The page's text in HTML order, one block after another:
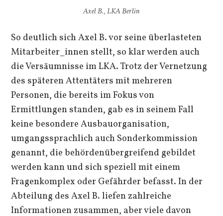
Axel B., LKA Berlin
So deutlich sich Axel B. vor seine überlasteten
Mitarbeiter_innen stellt, so klar werden auch
die Versäumnisse im LKA. Trotz der Vernetzung
des späteren Attentäters mit mehreren
Personen, die bereits im Fokus von
Ermittlungen standen, gab es in seinem Fall
keine besondere Ausbauorganisation,
umgangssprachlich auch Sonderkommission
genannt, die behördenübergreifend gebildet
werden kann und sich speziell mit einem
Fragenkomplex oder Gefährder befasst. In der
Abteilung des Axel B. liefen zahlreiche
Informationen zusammen, aber viele davon